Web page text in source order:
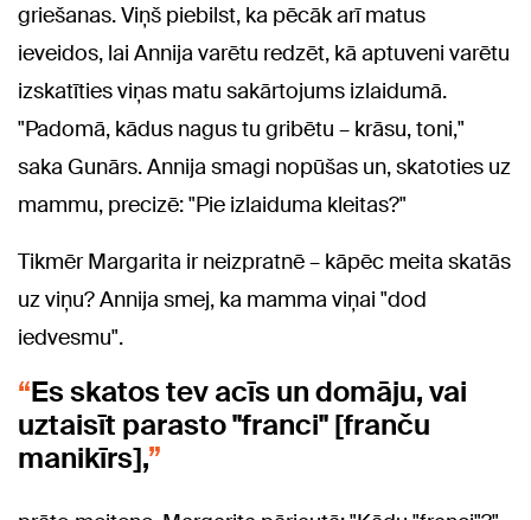
griešanas. Viņš piebilst, ka pēcāk arī matus
ieveidos, lai Annija varētu redzēt, kā aptuveni varētu
izskatīties viņas matu sakārtojums izlaidumā.
"Padomā, kādus nagus tu gribētu – krāsu, toni,"
saka Gunārs. Annija smagi nopūšas un, skatoties uz
mammu, precizē: "Pie izlaiduma kleitas?"
Tikmēr Margarita ir neizpratnē – kāpēc meita skatās
uz viņu? Annija smej, ka mamma viņai "dod
iedvesmu".
Es skatos tev acīs un domāju, vai
uztaisīt parasto "franci" [franču
manikīrs],